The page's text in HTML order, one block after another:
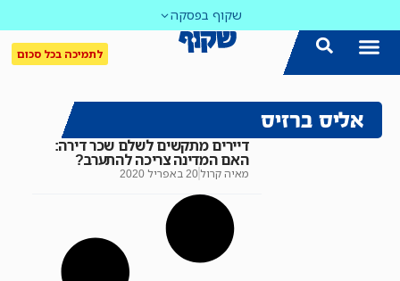
שקוף בפסקה
לתמיכה בכל סכום
אליס ברזיס
דיירים מתקשים לשלם שכר דירה:
האם המדינה צריכה להתערב?
מאיה קרול20 באפריל 2020